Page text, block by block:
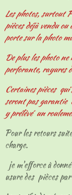
Les photos, surtout
pièces déjà vendu ou
porte sur la photo
De plus les photo
perforante, rayures
Certaines pièces qui
seront pas garantie
y prélèvé un
Pour les retours
charge.
je m'efforce à
usure des pièces